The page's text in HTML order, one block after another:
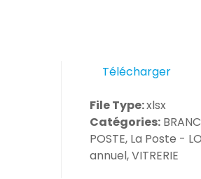
Télécharger
File Type:xlsx
Catégories:
POSTE, La Poste -
annuel, VITRERIE